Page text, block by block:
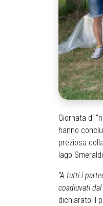
Giornata di
hanno
preziosa
lago
“A tutti i
coadiuvati
dichiarato il